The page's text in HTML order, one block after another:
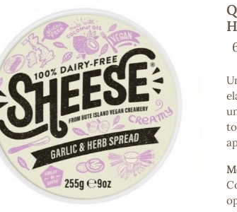
Extracto de plantas
Ácidos Grasos
Depurativos
Bienestar emocional
Jalea Real
Memoria
Hierro
Deporte
Digestivos
Circulatorio, colesterol y glucosa
Superalimentos
Proteína
Energía